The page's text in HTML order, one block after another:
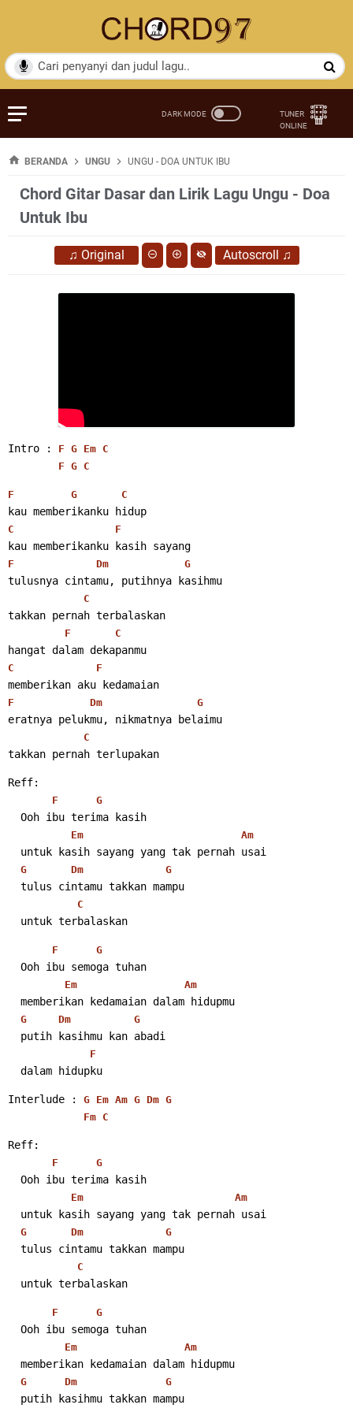
BERANDA UNGU UNGU - DOA UNTUK IBU
Chord Gitar Dasar dan Lirik Lagu Ungu - Doa
Untuk Ibu
♫ Original Autoscroll ♫
Intro : F G Em C
F G C
F G C
kau memberikanku hidup
C F
kau memberikanku kasih sayang
F Dm G
tulusnya cintamu, putihnya kasihmu
C
takkan pernah terbalaskan
F C
hangat dalam dekapanmu
C F
memberikan aku kedamaian
F Dm G
eratnya pelukmu, nikmatnya belaimu
C
takkan pernah terlupakan
Reff:
F G
Ooh ibu terima kasih
Em Am
untuk kasih sayang yang tak pernah usai
G Dm G
tulus cintamu takkan mampu
C
untuk terbalaskan
F G
Ooh ibu semoga tuhan
Em Am
memberikan kedamaian dalam hidupmu
G Dm G
putih kasihmu kan abadi
F
dalam hidupku
Interlude : G Em Am G Dm G
Fm C
Reff:
F G
Ooh ibu terima kasih
Em Am
untuk kasih sayang yang tak pernah usai
G Dm G
tulus cintamu takkan mampu
C
untuk terbalaskan
F G
Ooh ibu semoga tuhan
Em Am
memberikan kedamaian dalam hidupmu
G Dm G
putih kasihmu takkan mampu